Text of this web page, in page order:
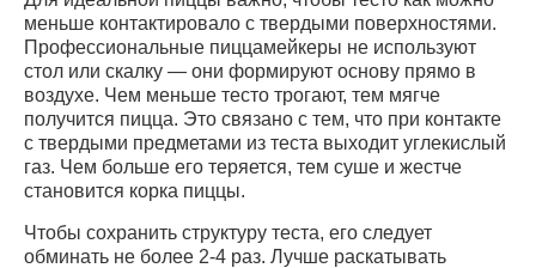
меньше контактировало с твердыми поверхностями.
Профессиональные пиццамейкеры не используют
стол или скалку — они формируют основу прямо в
воздухе. Чем меньше тесто трогают, тем мягче
получится пицца. Это связано с тем, что при контакте
с твердыми предметами из теста выходит углекислый
газ. Чем больше его теряется, тем суше и жестче
становится корка пиццы.
Чтобы сохранить структуру теста, его следует
обминать не более 2-4 раз. Лучше раскатывать